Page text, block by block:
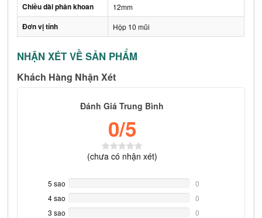
Chiều dài phân khoan 12mm
Đơn vị tính Hộp 10 mũi
NHẬN XÉT VỀ SẢN PHẨM
Khách Hàng Nhận Xét
Đánh Giá Trung Bình
0/5
(chưa có nhận xét)
5 sao
Complete
0
4 sao
Complete
0
3 sao
0